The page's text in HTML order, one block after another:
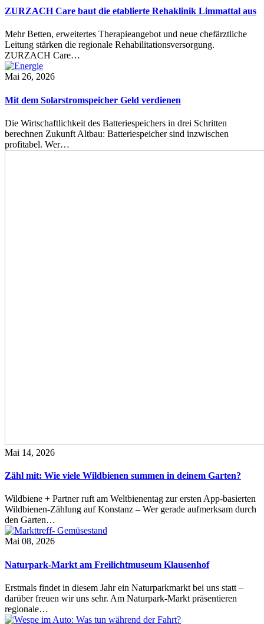
ZURZACH Care baut die etablierte Rehaklinik Limmattal aus
Mehr Betten, erweitertes Therapieangebot und neue chefärztliche
Leitung stärken die regionale Rehabilitationsversorgung.
ZURZACH Care…
Mai 26, 2026
Mit dem Solarstromspeicher Geld verdienen
Die Wirtschaftlichkeit des Batteriespeichers in drei Schritten
berechnen Zukunft Altbau: Batteriespeicher sind inzwischen
profitabel. Wer…
Mai 14, 2026
Zähl mit: Wie viele Wildbienen summen in deinem Garten?
Wildbiene + Partner ruft am Weltbienentag zur ersten App-basierten
Wildbienen-Zählung auf Konstanz – Wer gerade aufmerksam durch
den Garten…
Mai 08, 2026
Naturpark-Markt am Freilichtmuseum Klausenhof
Erstmals findet in diesem Jahr ein Naturparkmarkt bei uns statt –
darüber freuen wir uns sehr. Am Naturpark-Markt präsentieren
regionale…